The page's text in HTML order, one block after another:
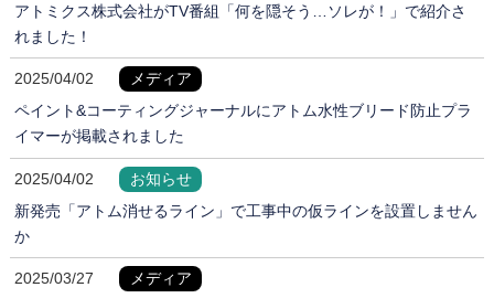
アトミクス株式会社がTV番組「何を隠そう…ソレが！」で紹介さ
れました！
2025/04/02
メディア
ペイント&コーティングジャーナルにアトム水性ブリード防止プラ
イマーが掲載されました
2025/04/02
お知らせ
新発売「アトム消せるライン」で工事中の仮ラインを設置しません
か
2025/03/27
メディア